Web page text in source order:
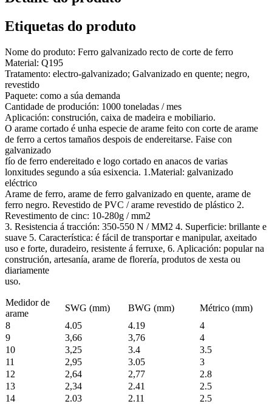
Etiquetas do produto
Nome do produto: Ferro galvanizado recto de corte de ferro
Material: Q195
Tratamento: electro-galvanizado; Galvanizado en quente; negro,
revestido
Paquete: como a súa demanda
Cantidade de produción: 1000 toneladas / mes
Aplicación: construción, caixa de madeira e mobiliario.
O arame cortado é unha especie de arame feito con corte de arame
de ferro a certos tamaños despois de endereitarse. Faise con
galvanizado
fío de ferro endereitado e logo cortado en anacos de varias
lonxitudes segundo a súa esixencia. 1.Material: galvanizado
eléctrico
Arame de ferro, arame de ferro galvanizado en quente, arame de
ferro negro. Revestido de PVC / arame revestido de plástico 2.
Revestimento de cinc: 10-280g / mm2
3. Resistencia á tracción: 350-550 N / MM2 4. Superficie: brillante e
suave 5. Característica: é fácil de transportar e manipular, axeitado
uso e forte, duradeiro, resistente á ferruxe, 6. Aplicación: popular na
construción, artesanía, arame de florería, produtos de xesta ou
diariamente
uso.
Medidor de
arame
SWG (mm) BWG (mm)
Métrico (mm)
8
4.05 4.19
4
9
3,66 3,76
4
10
3,25 3.4
3.5
11
2,95 3.05
3
12
2,64 2,77
2.8
13
2,34 2.41
2.5
14
2.03 2.11
2.5